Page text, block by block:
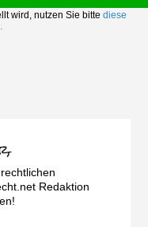
wird, nutzen Sie bitte diese
Redaktion